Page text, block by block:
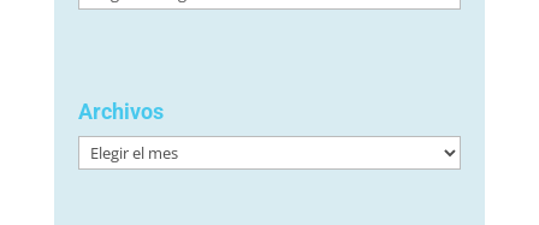
Archivos
Archivos